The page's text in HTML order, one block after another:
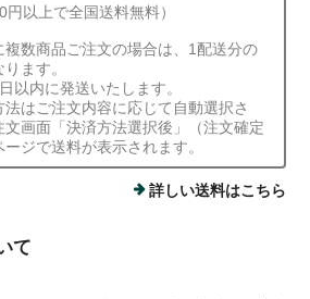
円以上で全国送料無料）
複数商品ご注文の場合は、1配送分の
ます。
以内に発送いたします。
法はご注文内容に応じて自動選択さ
文画面「決済方法選択後」（注文確定
ジで送料が表示されます。
詳しい送料はこちら
て